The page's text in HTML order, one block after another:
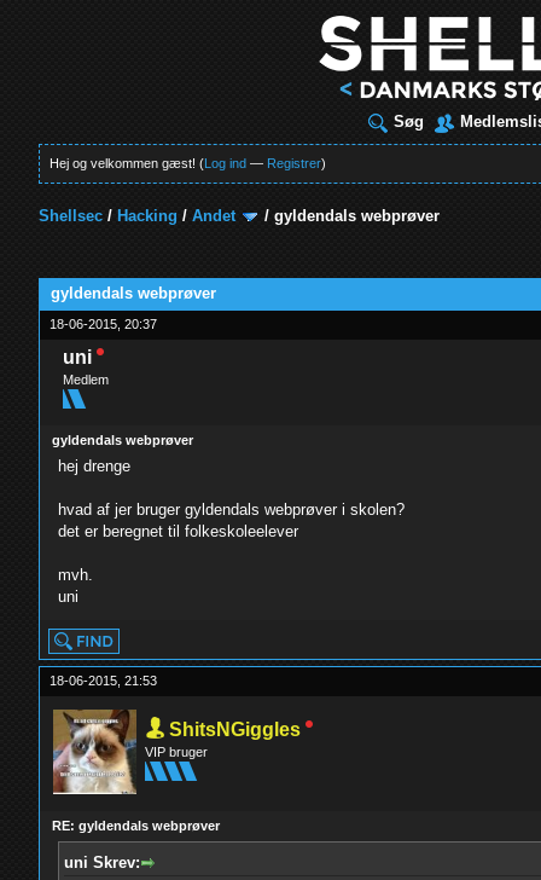
Søg
Hej og velkommen gæst! (Log ind — Registrer)
Shellsec / Hacking /Andet /gyldendals webprøver
gyldendals webprøver
18-06-2015, 20:37
uni
Medlem
gyldendals webprøver
hej drenge
hvad af jer bruger gyldendals webprøver i skolen?
det er beregnet til folkeskoleelever
mvh.
uni
18-06-2015, 21:53
ShitsNGiggles
VIP bruger
RE: gyldendals webprøver
uni Skrev: